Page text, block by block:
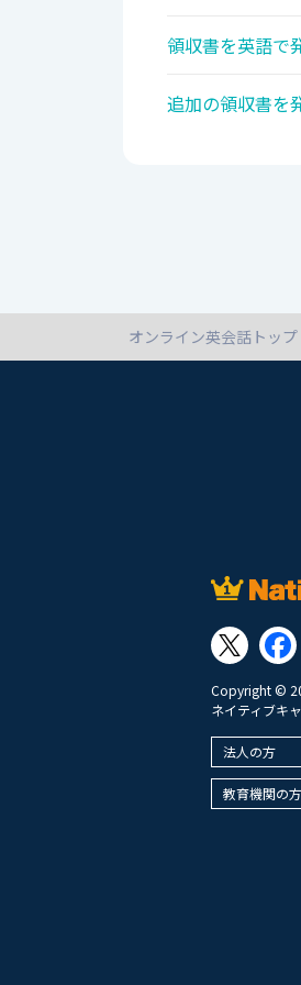
領収書を英語で
追加の領収書を
オンライン英会話トップ
Copyright ©
ネイティブキ
法人の方
教育機関の方